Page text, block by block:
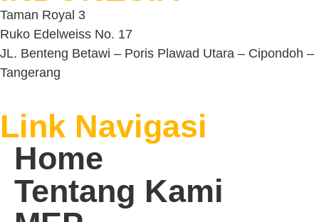
Taman Royal 3
Ruko Edelweiss No. 17
JL. Benteng Betawi – Poris Plawad Utara – Cipondoh –
Tangerang
Link Navigasi
Home
Tentang Kami